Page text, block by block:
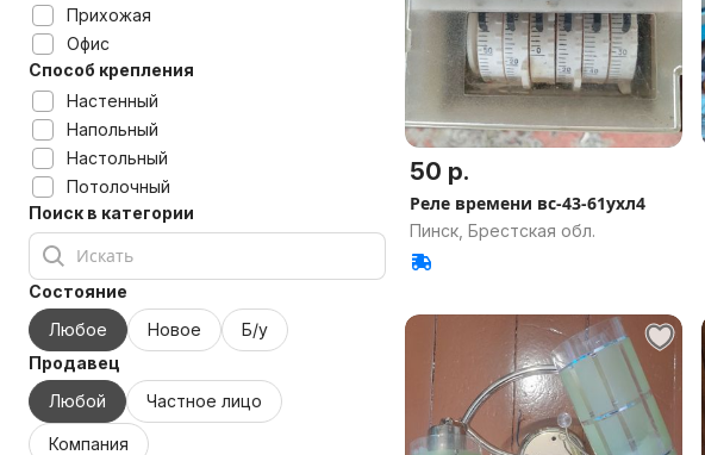
Прихожая
Офис
Способ крепления
Настенный
Напольный
Настольный
Потолочный
Поиск в категории
Состояние
Любое
Новое
Б/у
Продавец
Любой
Частное лицо
Компания
50 р.
Реле времени вс-43-61ухл4
Пинск, Брестская обл.